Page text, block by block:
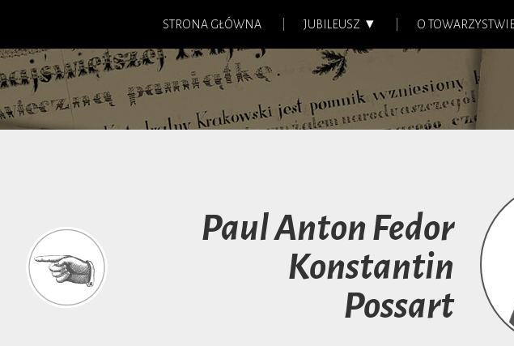
STRONA GŁÓWNA JUBILEUSZ O
Paul Anton Fedor
Konstantin
Possart